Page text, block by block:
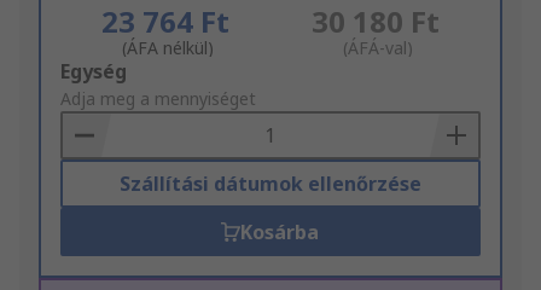
23 764 Ft
(ÁFA nélkül)
30 180 Ft
(ÁFÁ-val)
Add
to
Basket
Egység
Adja meg a mennyiséget
Szállítási dátumok ellenőrzése
Kosárba